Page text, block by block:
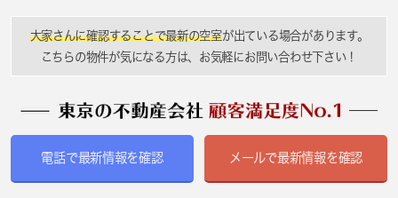
大家さんに確認することで最新の空室が出ている場合があります。
こちらの物件が気になる方は、お気軽にお問い合わせ下さい！
電話で最新情報を確認 メールで最新情報を確認